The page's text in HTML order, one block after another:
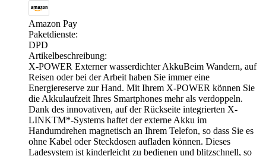
Amazon Pay
Paketdienste:
DPD
Artikelbeschreibung:
X-POWER Externer wasserdichter AkkuBeim Wandern, auf
Reisen oder bei der Arbeit haben Sie immer eine
Energiereserve zur Hand. Mit Ihrem X-POWER können Sie
die Akkulaufzeit Ihres Smartphones mehr als verdoppeln.
Dank des innovativen, auf der Rückseite integrierten X-
LINKTM*-Systems haftet der externe Akku im
Handumdrehen magnetisch an Ihrem Telefon, so dass Sie es
ohne Kabel oder Steckdosen aufladen können. Dieses
Ladesystem ist kinderleicht zu bedienen und blitzschnell, so